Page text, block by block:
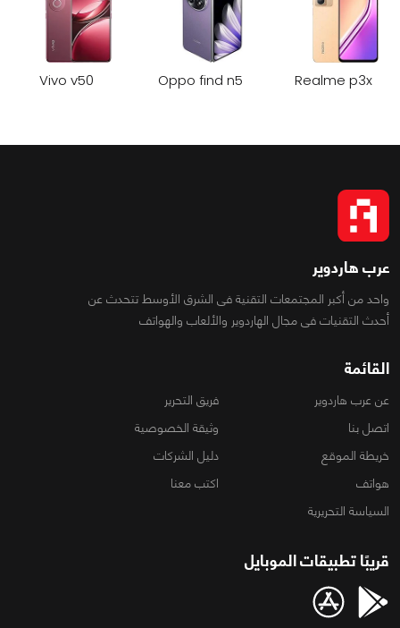
Realme p3x
Oppo find n5
Vivo v50
عرب هاردوير
واحد من أكبر المجتمعات التقنية فى الشرق الأوسط تتحدث عن
أحدث التقنيات فى مجال الهاردوير والألعاب والهواتف
القائمة
عن عرب هاردوير
فريق التحرير
اتصل بنا
وثيقة الخصوصية
خريطة الموقع
دليل الشركات
هواتف
اكتب معنا
السياسة التحريرية
قريبًا تطبيقات الموبايل